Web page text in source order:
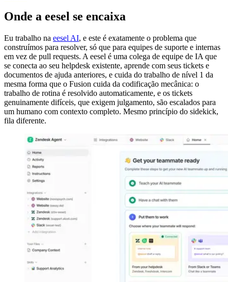
Onde a eesel se encaixa
Eu trabalho na eesel AI, e este é exatamente o problema que
construímos para resolver, só que para equipes de suporte e internas
em vez de pull requests. A eesel é uma colega de equipe de IA que
se conecta ao seu helpdesk existente, aprende com seus tickets e
documentos de ajuda anteriores, e cuida do trabalho de nível 1 da
mesma forma que o Fusion cuida da codificação mecânica: o
trabalho de rotina é resolvido automaticamente, e os tickets
genuinamente difíceis, que exigem julgamento, são escalados para
um humano com contexto completo. Mesmo princípio do sidekick,
fila diferente.